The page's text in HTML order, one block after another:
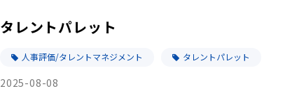
タレントパレット
人事評価/タレントマネジメント タレントパレット
2025-08-08